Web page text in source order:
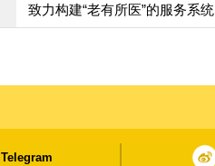
致力构建“老有所医”的服务系统
Telegram